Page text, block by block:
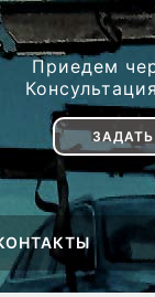
Приедем